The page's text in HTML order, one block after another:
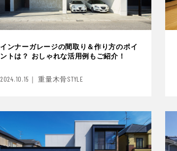
インナーガレージの間取り＆作り方のポイ
ントは？ おしゃれな活用例もご紹介！
2024.10.15｜ 重量木骨STYLE